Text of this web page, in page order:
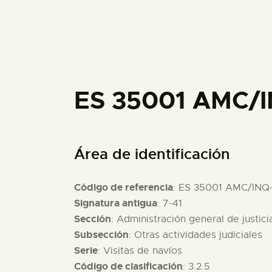
ES 35001 AMC/
Área de identificación
Código de referencia: ES 35001 AMC/
Signatura antigua: 7-41
Sección: Administración general de
Subsección: Otras actividades judiciales
Serie: Visitas de navíos
Código de clasificación: 3.2.5